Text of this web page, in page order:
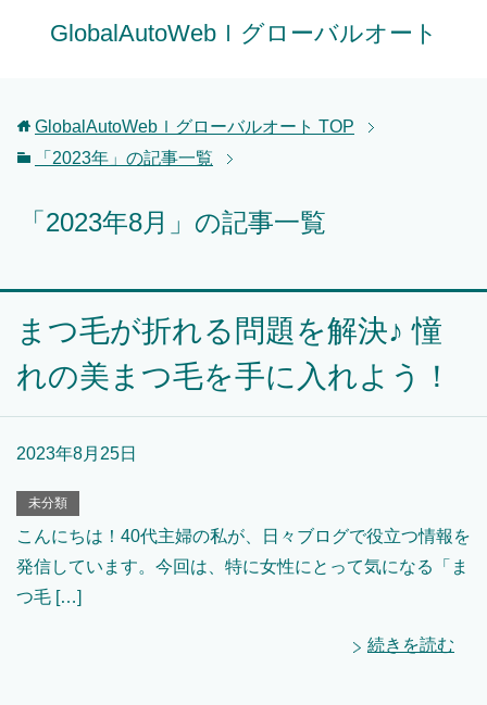
GlobalAutoWebｌグローバルオート
GlobalAutoWebｌグローバルオート TOP
「2023年」の記事一覧
「2023年8月」の記事一覧
まつ毛が折れる問題を解決♪ 憧
れの美まつ毛を手に入れよう！
2023年8月25日
未分類
こんにちは！40代主婦の私が、日々ブログで役立つ情報を
発信しています。今回は、特に女性にとって気になる「ま
つ毛 […]
続きを読む